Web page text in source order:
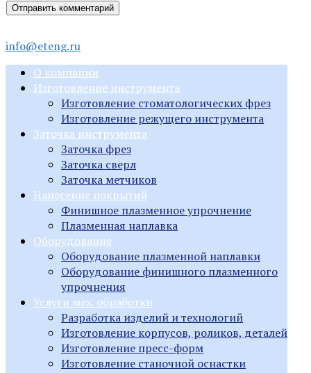
info@eteng.ru
О компании
Изготовление инструмента
Изготовление стоматологических фрез
Изготовление режущего инструмента
Заточка инструмента
Заточка фрез
Заточка сверл
Заточка метчиков
Нанесение покрытий
Финишное плазменное упрочнение
Плазменная наплавка
Оборудование
Оборудование плазменной наплавки
Оборудование финишного плазменного
упрочнения
Услуги мех. обработки
Разработка изделий и технологий
Изготовление корпусов, роликов, деталей
Изготовление пресс-форм
Изготовление станочной оснастки